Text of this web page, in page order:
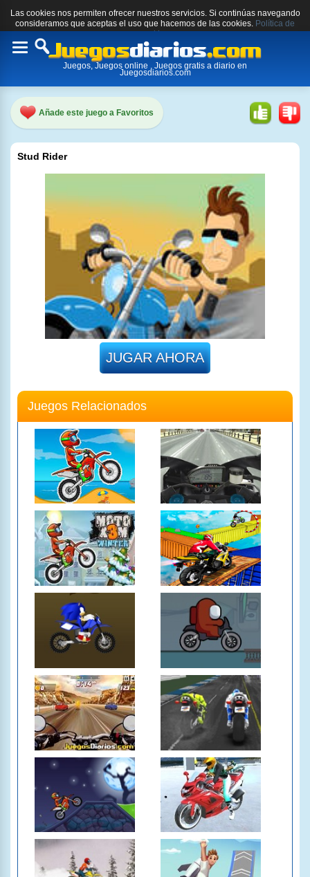
Las cookies nos permiten ofrecer nuestros servicios. Si continúas navegando
consideramos que aceptas el uso que hacemos de las cookies. Política de
cookies.
Toggle
Juegos, Juegos online , Juegos gratis a diario en
Juegosdiarios.com
Añade este juego a Favoritos
Stud Rider
JUGAR AHORA
Juegos Relacionados